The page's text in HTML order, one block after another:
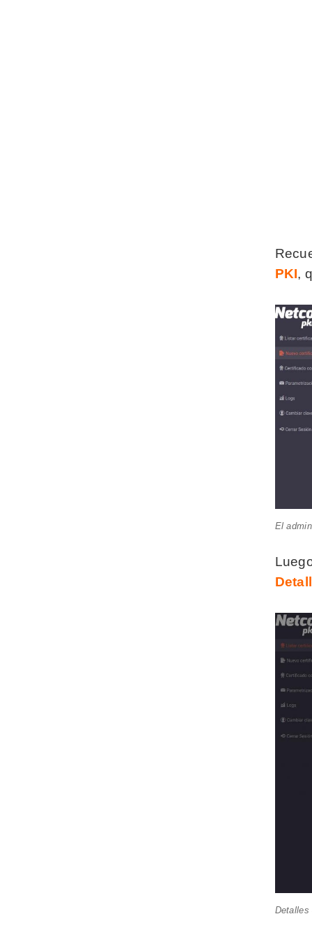
PKI,
El
Detalles